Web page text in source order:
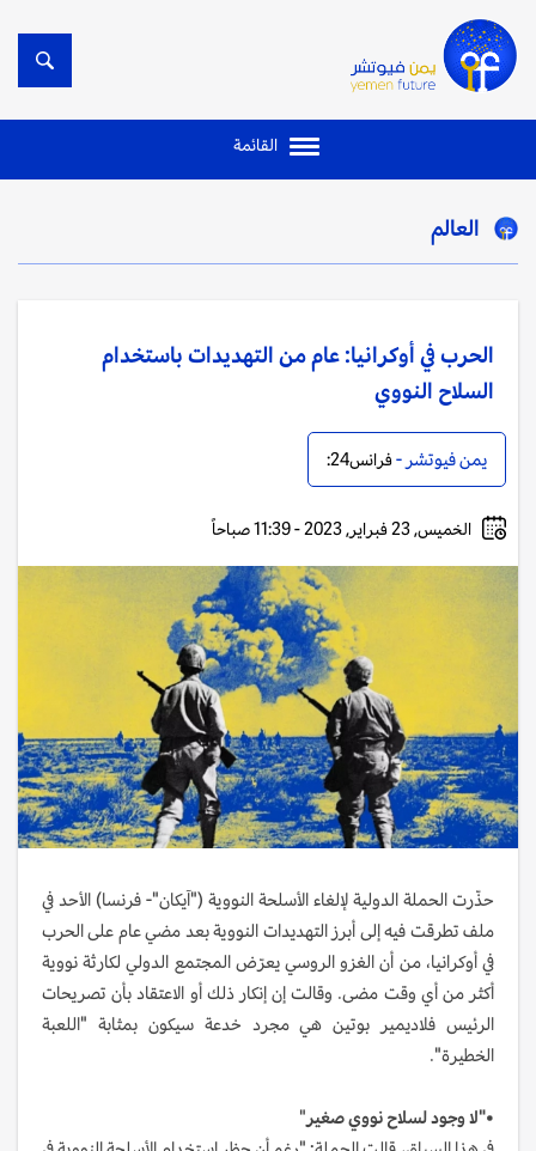
القائمة
العالم
الحرب في أوكرانيا: عام من التهديدات باستخدام
السلاح النووي
يمن فيوتشر -فرانس24:
الخميس, 23 فبراير, 2023 - 11:39 صباحاً
حذّرت الحملة الدولية لإلغاء الأسلحة النووية ("آيكان"- فرنسا) الأحد في
ملف تطرقت فيه إلى أبرز التهديدات النووية بعد مضي عام على الحرب
في أوكرانيا، من أن الغزو الروسي يعرّض المجتمع الدولي لكارثة نووية
أكثر من أي وقت مضى. وقالت إن إنكار ذلك أو الاعتقاد بأن تصريحات
الرئيس فلاديمير بوتين هي مجرد خدعة سيكون بمثابة "اللعبة
الخطيرة".
•"لا وجود لسلاح نووي صغير "